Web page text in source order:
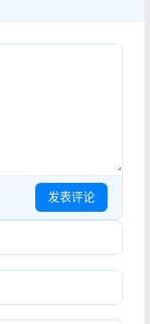
发表评论